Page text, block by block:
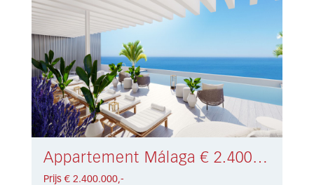
Appartement Málaga € 2.400.000,-
Prijs € 2.400.000,-